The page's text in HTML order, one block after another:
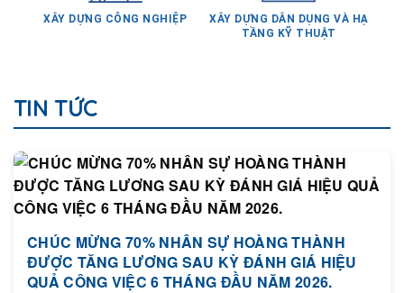
XÂY DỰNG CÔNG NGHIỆP
XÂY DỰNG DÂN DỤNG VÀ HẠ
TẦNG KỸ THUẬT
TIN TỨC
CHÚC MỪNG 70% NHÂN SỰ HOÀNG THÀNH
ĐƯỢC TĂNG LƯƠNG SAU KỲ ĐÁNH GIÁ HIỆU
QUẢ CÔNG VIỆC 6 THÁNG ĐẦU NĂM 2026.